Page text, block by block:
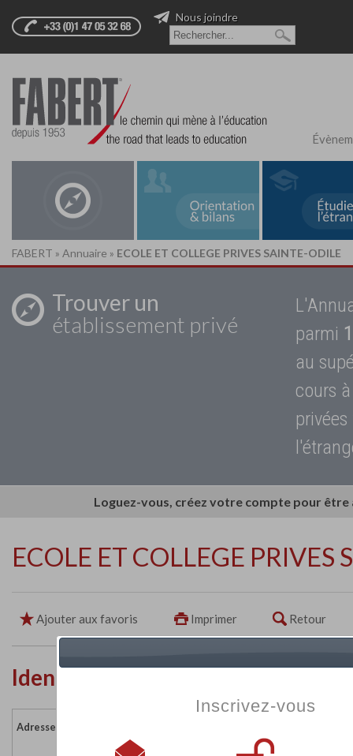
Nous joindre
FABERT » Annuaire » ECOLE ET COLLEGE PRIVES SAINTE-ODILE
Trouver un
établissement privé
parmi
au
cours
Loguez-vous, créez votre compte pour
ECOLE ET COLLEGE PRIVES
Ajouter aux favoris Imprimer Retour
Identité de l'établissement
Adresse :
Inscrivez-vous